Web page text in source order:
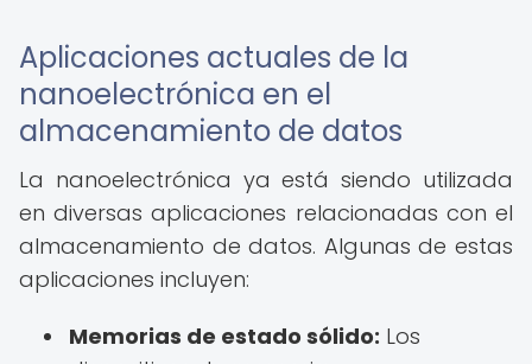
Aplicaciones actuales de la
nanoelectrónica en el
almacenamiento de datos
La nanoelectrónica ya está siendo utilizada
en diversas aplicaciones relacionadas con el
almacenamiento de datos. Algunas de estas
aplicaciones incluyen:
Memorias de estado sólido: Los